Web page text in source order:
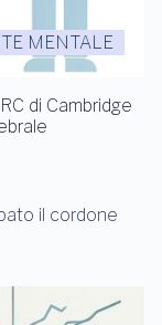
MENTALE
di Cambridge
il cordone